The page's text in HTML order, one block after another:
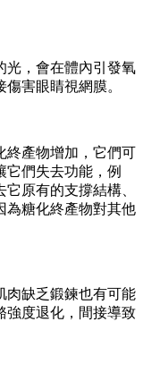
光，會在體內引發氧
害眼睛視網膜。
終產物增加，它們可
它們失去功能，例
原有的支撐結構、
為糖化終產物對其他
肉缺乏鍛鍊也有可能
強度退化，間接導致